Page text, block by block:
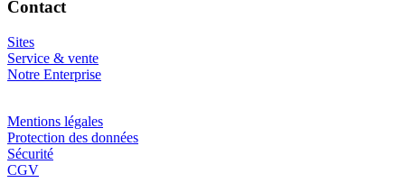
Contact
Sites
Service & vente
Notre Enterprise
Mentions légales
Protection des données
Sécurité
CGV